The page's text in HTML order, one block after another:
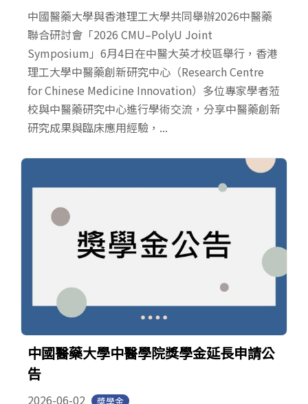
中國醫藥大學與香港理工大學共同舉辦2026中醫藥
聯合研討會「2026 CMU–PolyU Joint
Symposium」6月4日在中醫大英才校區舉行，香港
理工大學中醫藥創新研究中心（Research Centre
for Chinese Medicine Innovation）多位專家學者蒞
校與中醫藥研究中心進行學術交流，分享中醫藥創新
研究成果與臨床應用經驗，...
中國醫藥大學中醫學院獎學金延長申請公
告
2026-06-02 獎學金